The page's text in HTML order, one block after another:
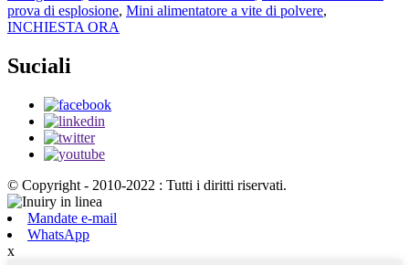
prova di esplosione, Mini alimentatore a vite di polvere,
INCHIESTA ORA
Suciali
© Copyright - 2010-2022 : Tutti i diritti riservati.
Mandate e-mail
WhatsApp
x